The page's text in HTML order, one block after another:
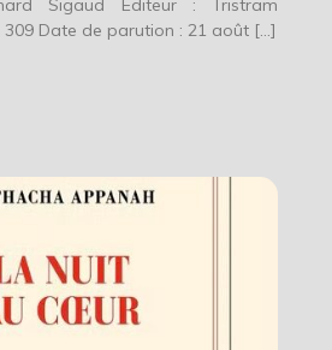
Sigaud Editeur : Tristram
Date de parution : 21 août […]